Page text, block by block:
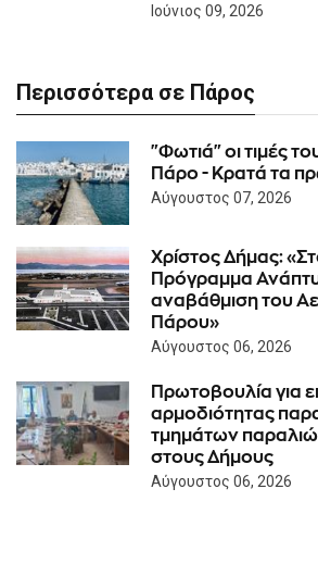
Ιούνιος 09, 2026
Περισσότερα σε Πάρος
"Φωτιά" οι τιμές
Πάρο - Κρατά τα
Αύγουστος 07, 2026
Χρίστος Δήμας:
Πρόγραμμα
αναβάθμιση του
Πάρου»
Αύγουστος 06, 2026
Πρωτοβουλία για
αρμοδιότητας
τμημάτων
στους Δήμους
Αύγουστος 06, 2026